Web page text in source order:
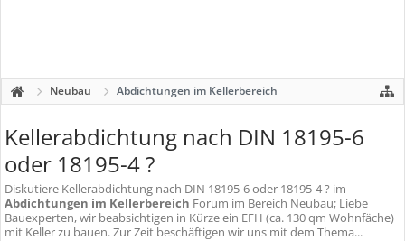
Neubau Abdichtungen im Kellerbereich
Kellerabdichtung nach DIN 18195-6
oder 18195-4 ?
Diskutiere Kellerabdichtung nach DIN 18195-6 oder 18195-4 ? im
Abdichtungen im Kellerbereich Forum im Bereich Neubau; Liebe
Bauexperten, wir beabsichtigen in Kürze ein EFH (ca. 130 qm Wohnfäche)
mit Keller zu bauen. Zur Zeit beschäftigen wir uns mit dem Thema...